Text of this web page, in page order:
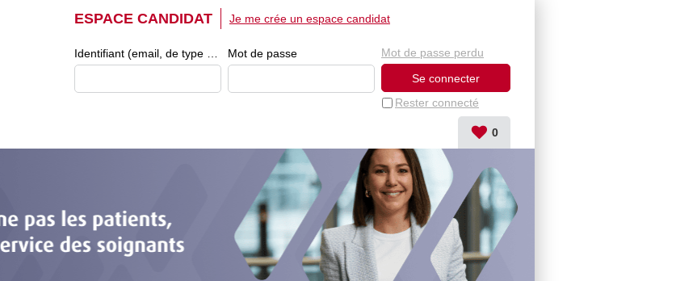
ESPACE CANDIDAT
Mot de passe
Rester connecté
Mot de passe perdu
Je me crée un espace candidat
0